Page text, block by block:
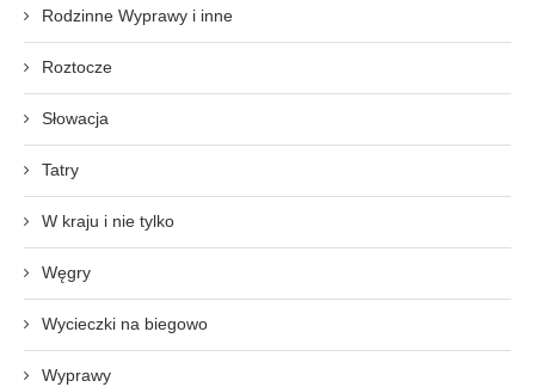
Rodzinne Wyprawy i inne
Roztocze
Słowacja
Tatry
W kraju i nie tylko
Węgry
Wycieczki na biegowo
Wyprawy